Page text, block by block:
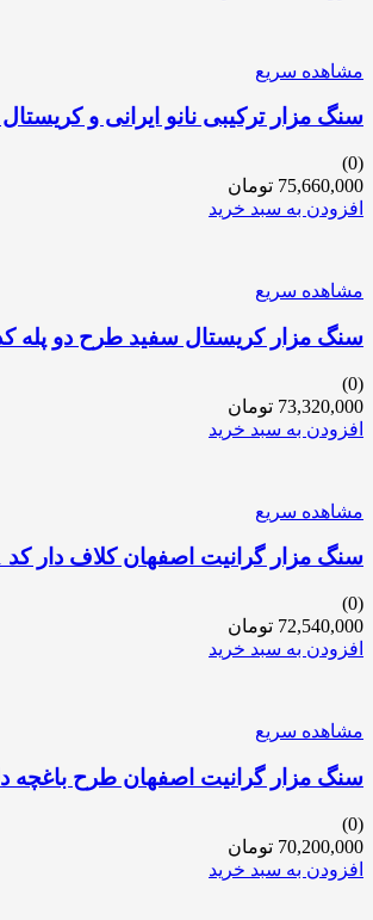
مشاهده سریع
سنگ مزار ترکیبی نانو ایرانی و کریستال
(0)
75,660,000 تومان
افزودن به سبد خرید
مشاهده سریع
سنگ مزار کریستال سفید طرح دو پله کد
(0)
73,320,000 تومان
افزودن به سبد خرید
مشاهده سریع
سنگ مزار گرانیت اصفهان کلاف دار کد 81
(0)
72,540,000 تومان
افزودن به سبد خرید
مشاهده سریع
سنگ مزار گرانیت اصفهان طرح باغچه دار
(0)
70,200,000 تومان
افزودن به سبد خرید